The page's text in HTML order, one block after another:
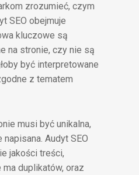
zrozumieć, czym
SEO obejmuje
kluczowe są
na stronie, czy nie są
być interpretowane
z tematem
musi być unikalna,
Audyt SEO
jakości treści,
duplikatów, oraz